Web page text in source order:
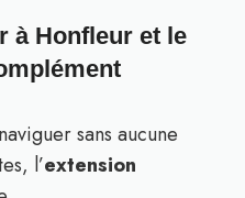
à Honfleur et le
sans aucune
l’extension